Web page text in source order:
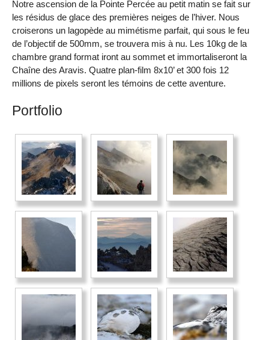
Notre ascension de la Pointe Percée au petit matin se fait sur
les résidus de glace des premières neiges de l’hiver. Nous
croiserons un lagopède au mimétisme parfait, qui sous le feu
de l’objectif de 500mm, se trouvera mis à nu. Les 10kg de la
chambre grand format iront au sommet et immortaliseront la
Chaîne des Aravis. Quatre plan-film 8x10’ et 300 fois 12
millions de pixels seront les témoins de cette aventure.
Portfolio